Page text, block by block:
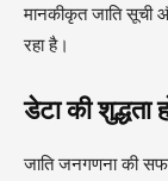
मानकीकृत जाति सूची
रहा है।
डेटा की शुद्धता
जाति जनगणना की